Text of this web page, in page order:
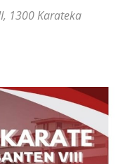
1300 Karateka